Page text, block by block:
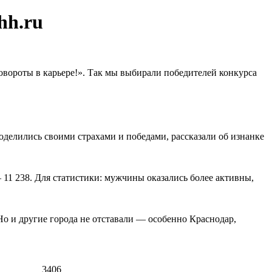
в карьере!». Так мы выбирали победителей конкурса
своими страхами и победами, рассказали об изнанке
238. Для статистики: мужчины оказались более активны,
другие города не отставали — особенно Краснодар,
3406